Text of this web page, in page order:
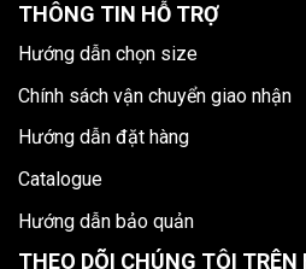
THÔNG TIN HỖ TRỢ
Hướng dẫn chọn size
Chính sách vận chuyển giao nhận
Hướng dẫn đặt hàng
Catalogue
Hướng dẫn bảo quản
THEO DÕI CHÚNG TÔI TRÊN